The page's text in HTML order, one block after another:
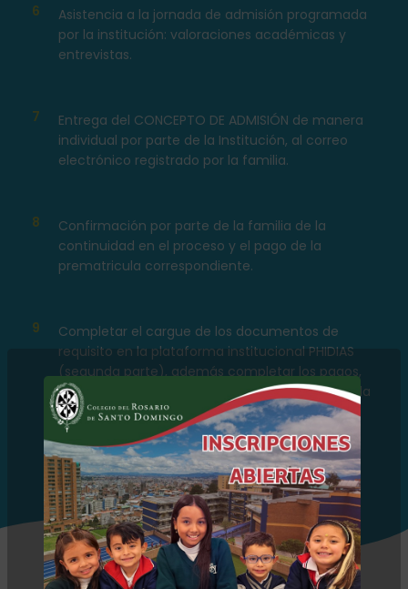
6
Asistencia a la jornada de admisión programada
por la institución: valoraciones académicas y
entrevistas.
7
Entrega del CONCEPTO DE ADMISIÓN de manera
individual por parte de la Institución, al correo
electrónico registrado por la familia.
8
Confirmación por parte de la familia de la
continuidad en el proceso y el pago de la
prematricula correspondiente.
9
Completar el cargue de los documentos de
requisito en la plataforma institucional PHIDIAS
(segunda parte), además completar los pagos,
teniendo en cuenta los costos autorizados por la
Secretaría de Educación e Iniciar proceso de
MATRÍCULA (Ver información en el CONCEPTO
FAVORABLE).